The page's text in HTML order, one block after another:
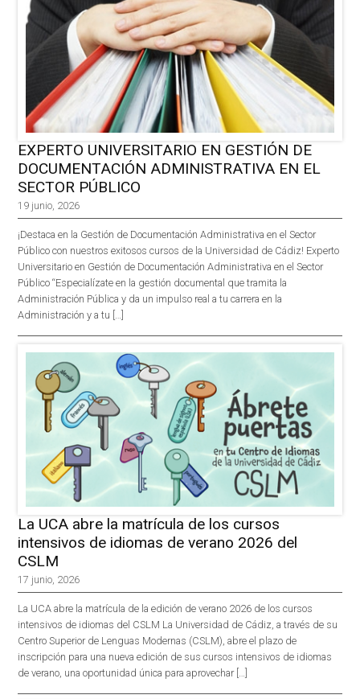
EXPERTO UNIVERSITARIO EN GESTIÓN DE
DOCUMENTACIÓN ADMINISTRATIVA EN EL
SECTOR PÚBLICO
19 junio, 2026
¡Destaca en la Gestión de Documentación Administrativa en el Sector
Público con nuestros exitosos cursos de la Universidad de Cádiz! Experto
Universitario en Gestión de Documentación Administrativa en el Sector
Público “Especialízate en la gestión documental que tramita la
Administración Pública y da un impulso real a tu carrera en la
Administración y a tu […]
La UCA abre la matrícula de los cursos
intensivos de idiomas de verano 2026 del
CSLM
17 junio, 2026
La UCA abre la matrícula de la edición de verano 2026 de los cursos
intensivos de idiomas del CSLM La Universidad de Cádiz, a través de su
Centro Superior de Lenguas Modernas (CSLM), abre el plazo de
inscripción para una nueva edición de sus cursos intensivos de idiomas
de verano, una oportunidad única para aprovechar […]